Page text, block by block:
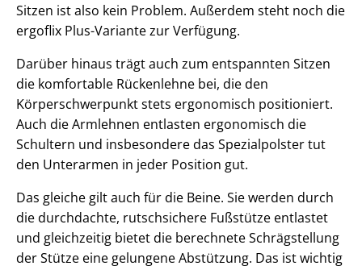
Sitzen ist also kein Problem. Außerdem steht noch die
ergoflix Plus-Variante zur Verfügung.
Darüber hinaus trägt auch zum entspannten Sitzen
die komfortable Rückenlehne bei, die den
Körperschwerpunkt stets ergonomisch positioniert.
Auch die Armlehnen entlasten ergonomisch die
Schultern und insbesondere das Spezialpolster tut
den Unterarmen in jeder Position gut.
Das gleiche gilt auch für die Beine. Sie werden durch
die durchdachte, rutschsichere Fußstütze entlastet
und gleichzeitig bietet die berechnete Schrägstellung
der Stütze eine gelungene Abstützung. Das ist wichtig